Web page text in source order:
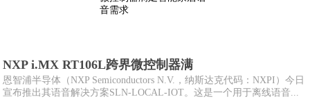
NXP i.MX RT106L跨界微控制器满
恩智浦半导体（NXP Semiconductors N.V.，纳斯达克代码：NXPI）今日
宣布推出其语音解决方案SLN-LOCAL-IOT。这是一个用于离线语音...